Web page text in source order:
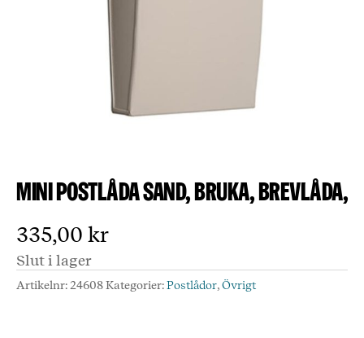
Mini postlåda sand, Bruka, brevlåda,
335,00 kr
Slut i lager
Artikelnr: 24608Kategorier:Postlådor,Övrigt